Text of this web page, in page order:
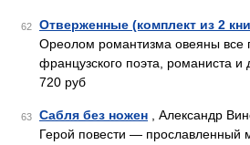
62 Отверженные (комплект из 2
Ореолом романтизма овеяны все
французского поэта, романиста и
720 руб
63 Сабля без ножен , Александр
Герой повести — прославленный